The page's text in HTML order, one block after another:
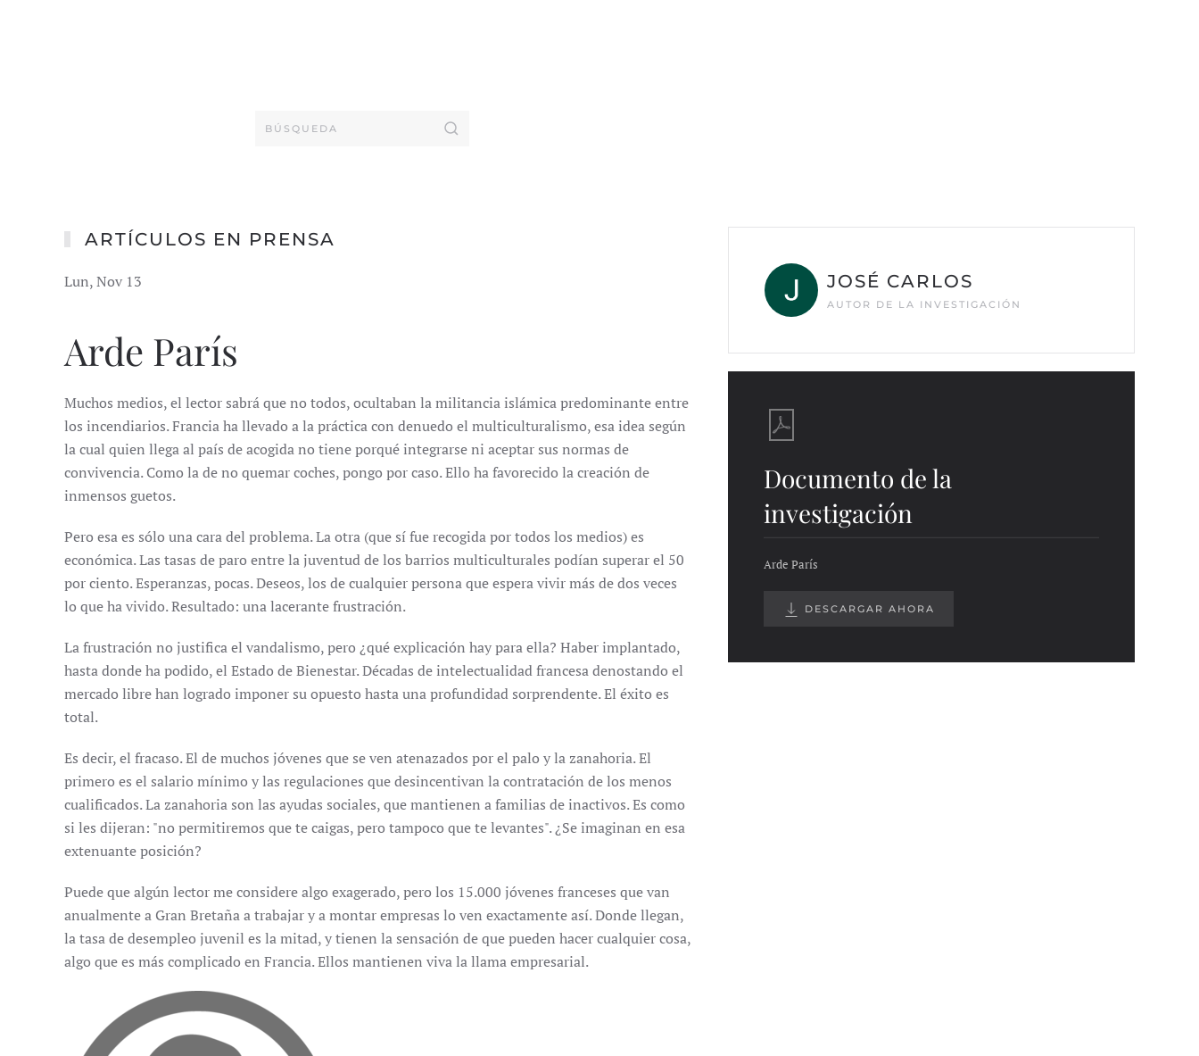
ARTÍCULOS EN PRENSA
Lun, Nov 13
Arde París
Muchos medios, el lector sabrá que no todos, ocultaban la militancia islámica predominante entre
los incendiarios. Francia ha llevado a la práctica con denuedo el multiculturalismo, esa idea según
la cual quien llega al país de acogida no tiene porqué integrarse ni aceptar sus normas de
convivencia. Como la de no quemar coches, pongo por caso. Ello ha favorecido la creación de
inmensos guetos.
Pero esa es sólo una cara del problema. La otra (que sí fue recogida por todos los medios) es
económica. Las tasas de paro entre la juventud de los barrios multiculturales podían superar el 50
por ciento. Esperanzas, pocas. Deseos, los de cualquier persona que espera vivir más de dos veces
lo que ha vivido. Resultado: una lacerante frustración.
La frustración no justifica el vandalismo, pero ¿qué explicación hay para ella? Haber implantado,
hasta donde ha podido, el Estado de Bienestar. Décadas de intelectualidad francesa denostando el
mercado libre han logrado imponer su opuesto hasta una profundidad sorprendente. El éxito es
total.
Es decir, el fracaso. El de muchos jóvenes que se ven atenazados por el palo y la zanahoria. El
primero es el salario mínimo y las regulaciones que desincentivan la contratación de los menos
cualificados. La zanahoria son las ayudas sociales, que mantienen a familias de inactivos. Es como
si les dijeran: "no permitiremos que te caigas, pero tampoco que te levantes". ¿Se imaginan en esa
extenuante posición?
Puede que algún lector me considere algo exagerado, pero los 15.000 jóvenes franceses que van
anualmente a Gran Bretaña a trabajar y a montar empresas lo ven exactamente así. Donde llegan,
la tasa de desempleo juvenil es la mitad, y tienen la sensación de que pueden hacer cualquier cosa,
algo que es más complicado en Francia. Ellos mantienen viva la llama empresarial.
JOSÉ CARLOS
AUTOR DE LA INVESTIGACIÓN
Documento de la
investigación
Arde París
DESCARGAR AHORA